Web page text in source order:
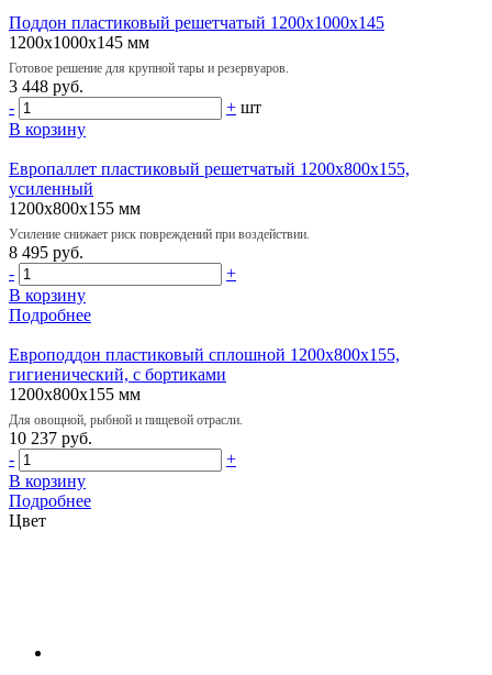
Поддон пластиковый решетчатый 1200х1000х145
1200х1000х145 мм
Готовое решение для крупной тары и резервуаров.
3 448 руб.
-
+ шт
В корзину
Европаллет пластиковый решетчатый 1200х800х155,
усиленный
1200х800х155 мм
Усиление снижает риск повреждений при воздействии.
8 495 руб.
-
+
В корзину
Подробнее
Европоддон пластиковый сплошной 1200х800х155,
гигиенический, с бортиками
1200х800х155 мм
Для овощной, рыбной и пищевой отрасли.
10 237 руб.
-
+
В корзину
Подробнее
Цвет